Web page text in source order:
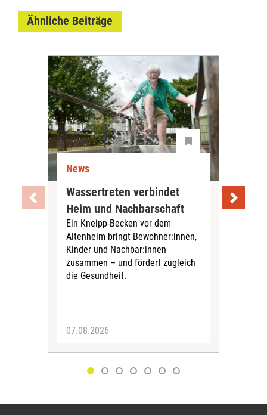
Ähnliche Beiträge
News
Wassertreten verbindet
Heim und Nachbarschaft
Ein Kneipp-Becken vor dem
Altenheim bringt Bewohner:innen,
Kinder und Nachbar:innen
zusammen – und fördert zugleich
die Gesundheit.
07.08.2026